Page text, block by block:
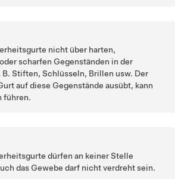
nicht über harten,
scharfen Gegenständen in der
Stiften, Schlüsseln, Brillen usw. Der
auf diese Gegenstände ausübt, kann
führen.
dürfen an keiner Stelle
das Gewebe darf nicht verdreht sein.